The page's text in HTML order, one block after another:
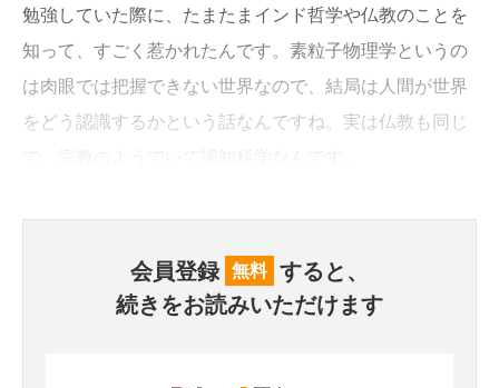
勉強していた際に、たまたまインド哲学や仏教のことを
知って、すごく惹かれたんです。素粒子物理学というの
は肉眼では把握できない世界なので、結局は人間が世界
をどう認識するかという話なんですね。実は仏教も同じ
会員登録 無料 すると、
続きをお読みいただけます